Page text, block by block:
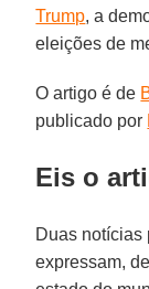
Trump, a
eleições de
O artigo é de
publicado por
Eis o
Duas notícias
expressam,